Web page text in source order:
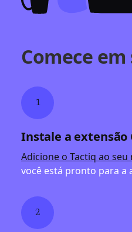
Comece
1
Instale a extensão
Adicione o Tactiq ao
você está pronto para a
2